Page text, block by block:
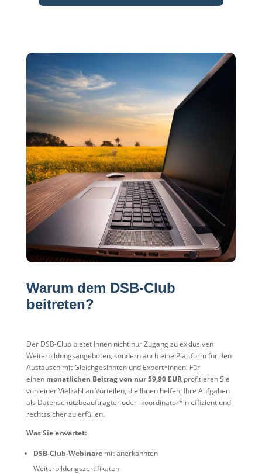
Warum dem DSB-Club
beitreten?
Der DSB-Club bietet Ihnen nicht nur Zugang zu exklusiven
Weiterbildungsangeboten, sondern auch eine Plattform für den
Austausch mit Gleichgesinnten und Expert*innen. Für
einen monatlichen Beitrag von nur 59,90 EURprofitieren Sie
von einer Vielzahl an Vorteilen, die Ihnen helfen, Ihre Aufgaben
als Datenschutzbeauftragter oder -koordinator*in effizient und
rechtssicher zu erfüllen.
Was Sie erwartet:
DSB-Club-Webinaremit anerkannten
Weiterbildungszertifikaten